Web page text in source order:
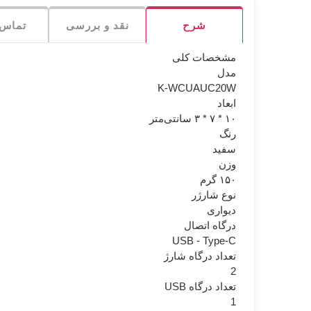
شرح نقد و بررسی تماس
مشخصات کلی
مدل
K-WCUAUC20W
ابعاد
۱۰ * ۷ * ۳ سانتی‌متر
رنگ
سفید
وزن
۱۵۰ گرم
نوع شارژر
دیواری
درگاه اتصال
USB - Type-C
تعداد درگاه شارژ
2
تعداد درگاه USB
1